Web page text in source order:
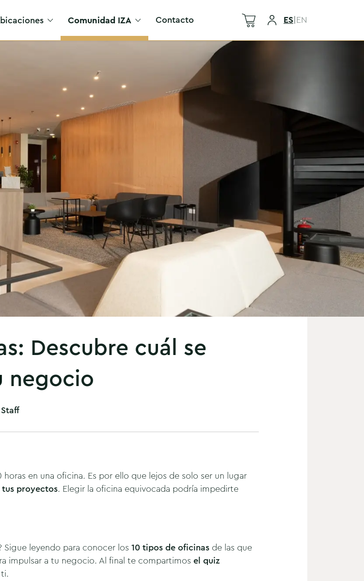
Comunidad IZA Contacto ES|EN
Descubre cuál se
negocio
en una oficina. Es por ello que lejos de solo ser un lugar
proyectos. Elegir la oficina equivocada podría impedirte
Sigue leyendo para conocer los 10 tipos de oficinas de las que
impulsar a tu negocio. Al final te compartimos el quiz